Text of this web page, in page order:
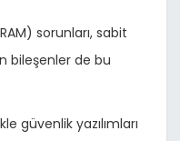
sorunları, sabit
bileşenler de bu
güvenlik yazılımları